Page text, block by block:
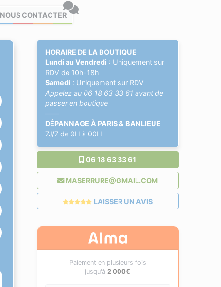
NOUS CONTACTER
HORAIRE DE LA BOUTIQUE
Lundi au Vendredi : Uniquement sur
RDV de 10h-18h
Samedi : Uniquement sur RDV
Appelez au 06 18 63 33 61 avant de
passer en boutique
——
DÉPANNAGE À PARIS & BANLIEUE
7J/7 de 9H à 00H
06 18 63 33 61
MASERRURE@GMAIL.COM
LAISSER UN AVIS
Paiement en plusieurs fois
jusqu'à2 000€